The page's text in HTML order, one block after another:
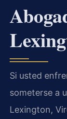
Si usted
someterse a
Lexington,